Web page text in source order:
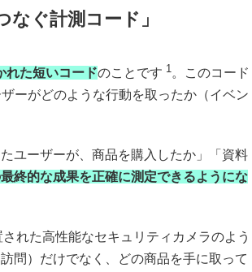
ぐ計測コード」
れた短いコードのことです 1。このコード
ーがどのような行動を取ったか（イベン
ユーザーが、商品を購入したか」「資料
終的な成果を正確に測定できるようにな
れた高性能なセキュリティカメラのよう
問）だけでなく、どの商品を手に取って